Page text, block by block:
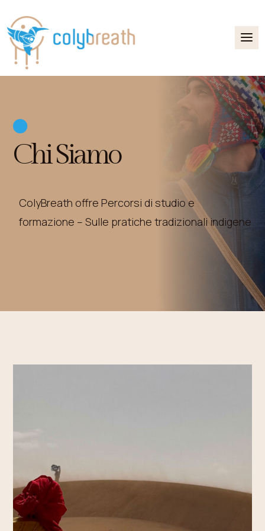

Chi Siamo
ColyBreath offre Percorsi di studio e
formazione – Sulle pratiche tradizionali indigene